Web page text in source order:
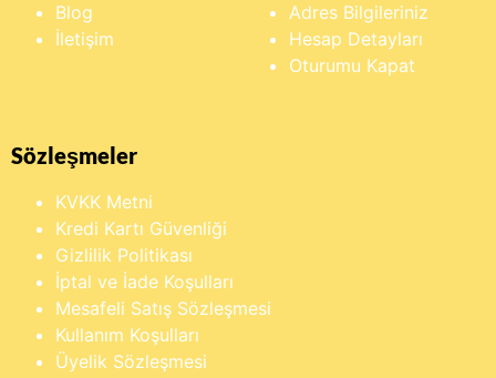
Blog
İletişim
Adres Bilgileriniz
Hesap Detayları
Oturumu Kapat
Sözleşmeler
KVKK Metni
Kredi Kartı Güvenliği
Gizlilik Politikası
İptal ve İade Koşulları
Mesafeli Satış Sözleşmesi
Kullanım Koşulları
Üyelik Sözleşmesi